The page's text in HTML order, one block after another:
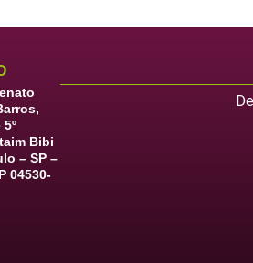
5º
Bibi
– SP –
04530-